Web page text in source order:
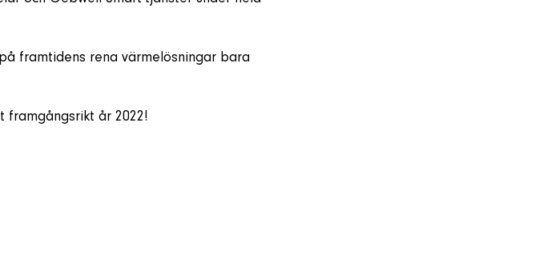
framtidens rena värmelösningar bara
framgångsrikt år 2022!